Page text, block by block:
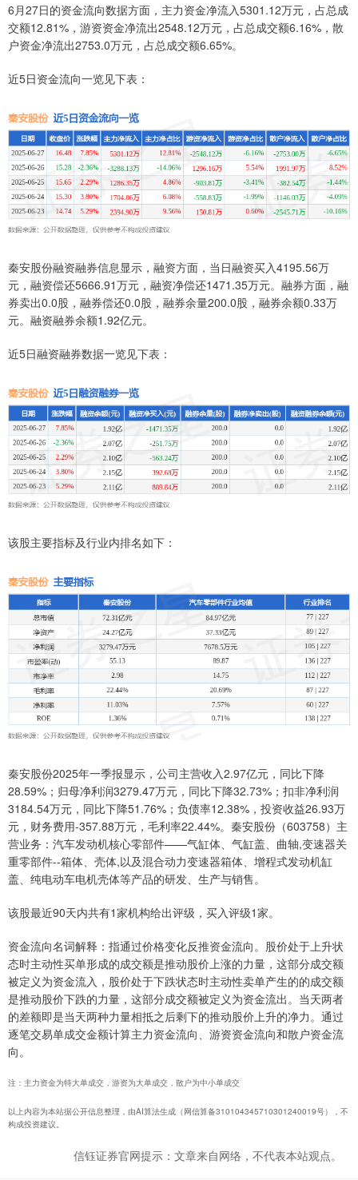
6月27日的资金流向数据方面，主力资金净流入5301.12万元，占总成
交额12.81%，游资资金净流出2548.12万元，占总成交额6.16%，散
户资金净流出2753.0万元，占总成交额6.65%。
近5日资金流向一览见下表：
秦安股份融资融券信息显示，融资方面，当日融资买入4195.56万
元，融资偿还5666.91万元，融资净偿还1471.35万元。融券方面，融
券卖出0.0股，融券偿还0.0股，融券余量200.0股，融券余额0.33万
元。融资融券余额1.92亿元。
近5日融资融券数据一览见下表：
该股主要指标及行业内排名如下：
秦安股份2025年一季报显示，公司主营收入2.97亿元，同比下降
28.59%；归母净利润3279.47万元，同比下降32.73%；扣非净利润
3184.54万元，同比下降51.76%；负债率12.38%，投资收益26.93万
元，财务费用-357.88万元，毛利率22.44%。秦安股份（603758）主
营业务：汽车发动机核心零部件——气缸体、气缸盖、曲轴,变速器关
重零部件--箱体、壳体,以及混合动力变速器箱体、增程式发动机缸
盖、纯电动车电机壳体等产品的研发、生产与销售。
该股最近90天内共有1家机构给出评级，买入评级1家。
资金流向名词解释：指通过价格变化反推资金流向。股价处于上升状
态时主动性买单形成的成交额是推动股价上涨的力量，这部分成交额
被定义为资金流入，股价处于下跌状态时主动性卖单产生的的成交额
是推动股价下跌的力量，这部分成交额被定义为资金流出。当天两者
的差额即是当天两种力量相抵之后剩下的推动股价上升的净力。通过
逐笔交易单成交金额计算主力资金流向、游资资金流向和散户资金流
向。
注：主力资金为特大单成交，游资为大单成交，散户为中小单成交
以上内容为本站据公开信息整理，由AI算法生成（网信算备310104345710301240019号），不
构成投资建议。
信钰证券官网提示：文章来自网络，不代表本站观点。